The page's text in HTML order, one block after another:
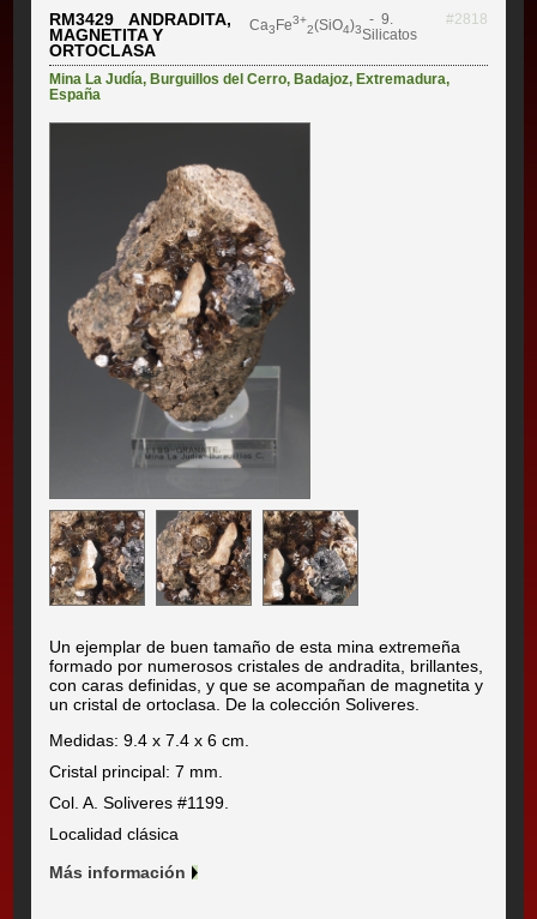
RM3429 ANDRADITA,
MAGNETITA Y
ORTOCLASA
Ca3 Fe3+
2(SiO4)3
- 9.
Silicatos
#2818
Mina La Judía, Burguillos del Cerro, Badajoz, Extremadura,
España
Un ejemplar de buen tamaño de esta mina extremeña
formado por numerosos cristales de andradita, brillantes,
con caras definidas, y que se acompañan de magnetita y
un cristal de ortoclasa. De la colección Soliveres.
Medidas: 9.4 x 7.4 x 6 cm.
Cristal principal: 7 mm.
Col. A. Soliveres #1199.
Localidad clásica
Más información